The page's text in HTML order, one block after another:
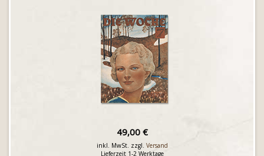
49,00 €
inkl. MwSt. zzgl. Versand
Lieferzeit 1-2 Werktage